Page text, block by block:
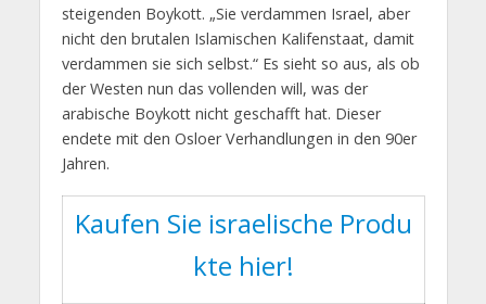
steigenden Boykott. „Sie verdammen Israel, aber
nicht den brutalen Islamischen Kalifenstaat, damit
verdammen sie sich selbst.“ Es sieht so aus, als ob
der Westen nun das vollenden will, was der
arabische Boykott nicht geschafft hat. Dieser
endete mit den Osloer Verhandlungen in den 90er
Jahren.
Kaufen Sie israelische Produ
kte hier!